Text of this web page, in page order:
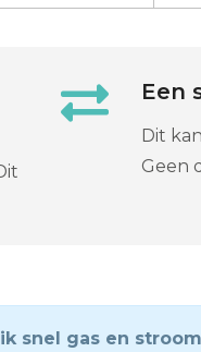
Een
Dit
Geen
snel gas en